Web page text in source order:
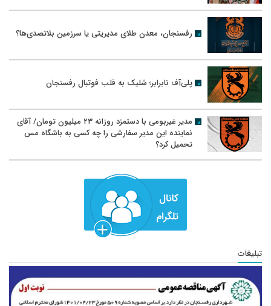
رفسنجان، معدن طلای مدیریتی یا سرزمین بلاتصدی‌ها؟
پلی‌آف نابرابر؛ شلیک به قلب فوتبال رفسنجان
مدیر غیربومی با دستمزد روزانه ۲۳ میلیون تومان/ آقای
نماینده این مدیر سفارشی را چه کسی به باشگاه مس
تحمیل کرد؟
تبلیغات